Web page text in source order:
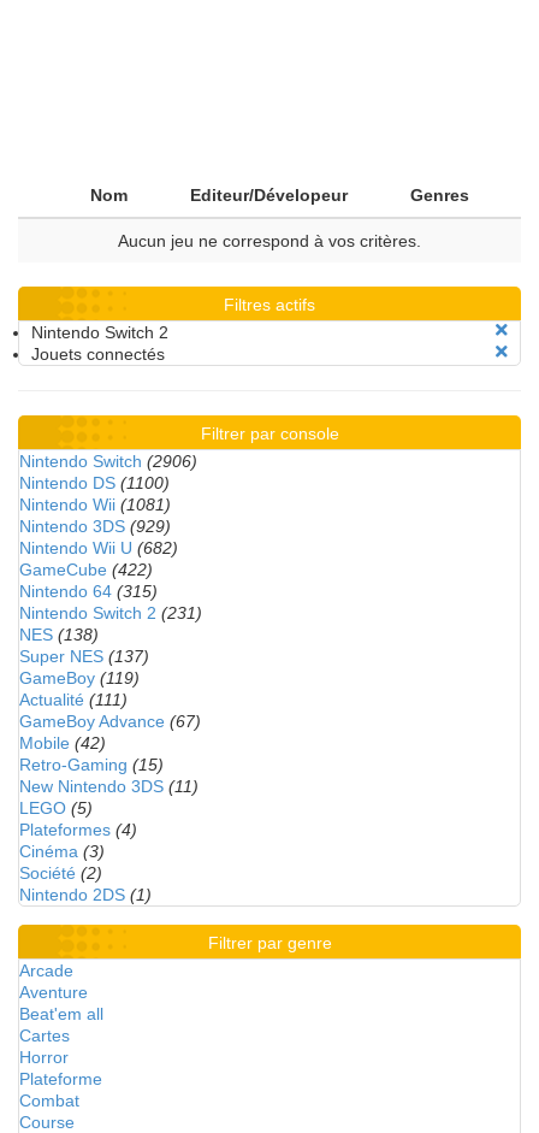
Nom Editeur/Dévelopeur Genres
Aucun jeu ne correspond à vos critères.
Filtres actifs
Nintendo Switch 2
Jouets connectés
Filtrer par console
Nintendo Switch (2906)
Nintendo DS (1100)
Nintendo Wii (1081)
Nintendo 3DS (929)
Nintendo Wii U (682)
GameCube (422)
Nintendo 64 (315)
Nintendo Switch 2 (231)
NES (138)
Super NES (137)
GameBoy (119)
Actualité (111)
GameBoy Advance (67)
Mobile (42)
Retro-Gaming (15)
New Nintendo 3DS (11)
LEGO (5)
Plateformes (4)
Cinéma (3)
Société (2)
Nintendo 2DS (1)
Filtrer par genre
Arcade
Aventure
Beat'em all
Cartes
Horror
Plateforme
Combat
Course